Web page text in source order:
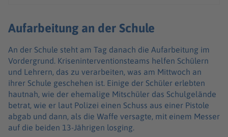
Aufarbeitung an der Schule
An der Schule steht am Tag danach die Aufarbeitung im
Vordergrund. Kriseninterventionsteams helfen Schülern
und Lehrern, das zu verarbeiten, was am Mittwoch an
ihrer Schule geschehen ist. Einige der Schüler erlebten
hautnah, wie der ehemalige Mitschüler das Schulgelände
betrat, wie er laut Polizei einen Schuss aus einer Pistole
abgab und dann, als die Waffe versagte, mit einem Messer
auf die beiden 13-Jährigen losging.